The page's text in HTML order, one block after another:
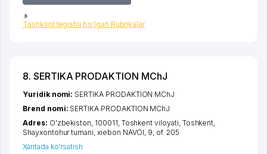
Tashkilot tegishli bo'lgan Rubrikalar
8. SERTIKA PRODAKTION MChJ
Yuridik nomi: SERTIKA PRODAKTION MChJ
Brend nomi: SERTIKA PRODAKTION MChJ
Adres: O'zbekiston, 100011, Toshkent viloyati Toshkent
Shayxontohur tumani xiеbon NAVOI , 9, of. 205
Xaritada ko'rsatish